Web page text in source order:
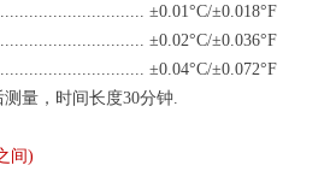
±0.01°C/±0.018°F
±0.02°C/±0.036°F
±0.04°C/±0.072°F
测量，时间长度30分钟.
间)